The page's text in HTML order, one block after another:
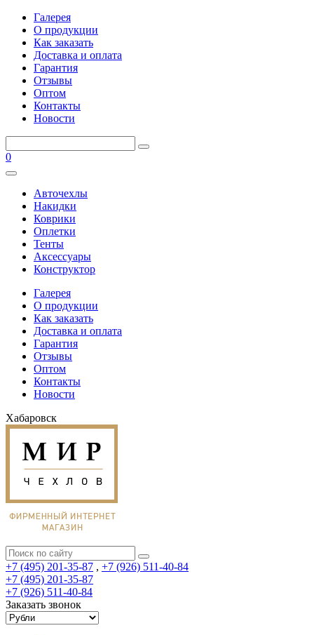
Галерея
О продукции
Как заказать
Доставка и оплата
Гарантия
Отзывы
Оптом
Контакты
Новости
0
Авточехлы
Накидки
Коврики
Оплетки
Тенты
Аксессуары
Конструктор
Галерея
О продукции
Как заказать
Доставка и оплата
Гарантия
Отзывы
Оптом
Контакты
Новости
Хабаровск
+7 (495) 201-35-87 , +7 (926) 511-40-84
+7 (495) 201-35-87
+7 (926) 511-40-84
Заказать звонок